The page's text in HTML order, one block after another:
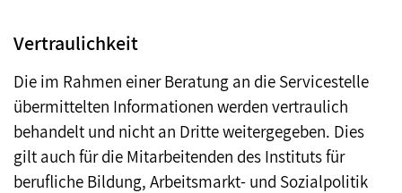
Vertraulichkeit
Die im Rahmen einer Beratung an die Servicestelle
übermittelten Informationen werden vertraulich
behandelt und nicht an Dritte weitergegeben. Dies
gilt auch für die Mitarbeitenden des Instituts für
berufliche Bildung, Arbeitsmarkt- und Sozialpolitik